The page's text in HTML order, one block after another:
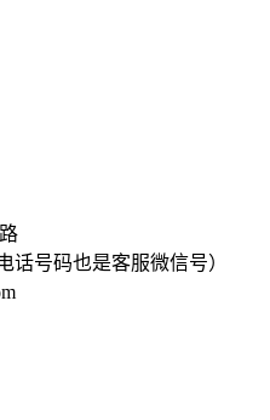
话号码也是客服微信号）